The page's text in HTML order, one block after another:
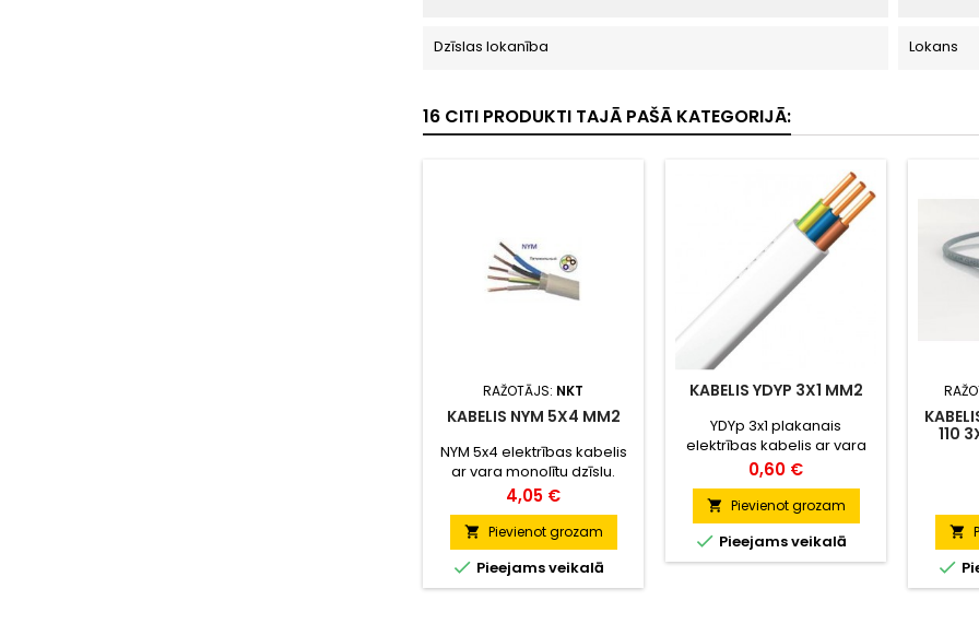
Dzīslas lokanība Lokans
16 CITI PRODUKTI TAJĀ PAŠĀ KATEGORIJĀ:
RAŽOTĀJS: NKT
KABELIS NYM 5X4 MM2
NYM 5x4 elektrības kabelis
ar vara monolītu dzīslu.
Paredzēts lietošanai
iekštelpās.
Cena
4,05 €
 Pievienot grozam
 Pieejams veikalā
KABELIS YDYP 3X1 MM2
YDYp 3x1 plakanais
elektrības kabelis ar vara
monolītu dzīslu. Paredzēts
lietošanai iekštelpās.
Cena
0,60 €
 Pievienot grozam
 Pieejams veikalā
110

